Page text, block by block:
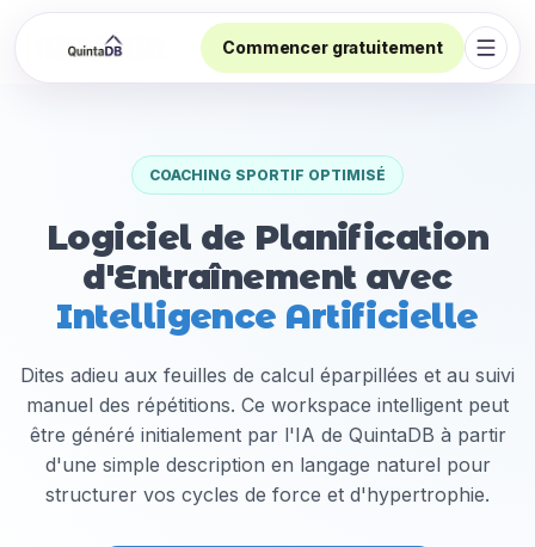
Commencer gratuitement
COACHING SPORTIF OPTIMISÉ
Logiciel de Planification
d'Entraînement avec
Intelligence Artificielle
Dites adieu aux feuilles de calcul éparpillées et au suivi
manuel des répétitions. Ce workspace intelligent peut
être généré initialement par l'IA de QuintaDB à partir
d'une simple description en langage naturel pour
structurer vos cycles de force et d'hypertrophie.